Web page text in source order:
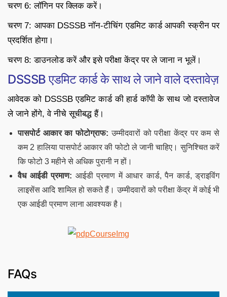
चरण 6: लॉगिन पर क्लिक करें।
चरण 7: आपका DSSSB नॉन-टीचिंग एडमिट कार्ड आपकी स्क्रीन पर
प्रदर्शित होगा।
चरण 8: डाउनलोड करें और इसे परीक्षा केंद्र पर ले जाना न भूलें।
DSSSB एडमिट कार्ड के साथ ले जाने वाले दस्तावेज़
आवेदक को DSSSB एडमिट कार्ड की हार्ड कॉपी के साथ जो दस्तावेज
ले जाने होंगे, वे नीचे सूचीबद्ध हैं।
पासपोर्ट आकार का फोटोग्राफ: उम्मीदवारों को परीक्षा केंद्र पर कम से
कम 2 हालिया पासपोर्ट आकार की फोटो ले जानी चाहिए। सुनिश्चित करें
कि फोटो 3 महीने से अधिक पुरानी न हों।
वैध आईडी प्रमाण: आईडी प्रमाण में आधार कार्ड, पैन कार्ड, ड्राइविंग
लाइसेंस आदि शामिल हो सकते हैं। उम्मीदवारों को परीक्षा केंद्र में कोई भी
एक आईडी प्रमाण लाना आवश्यक है।
FAQs